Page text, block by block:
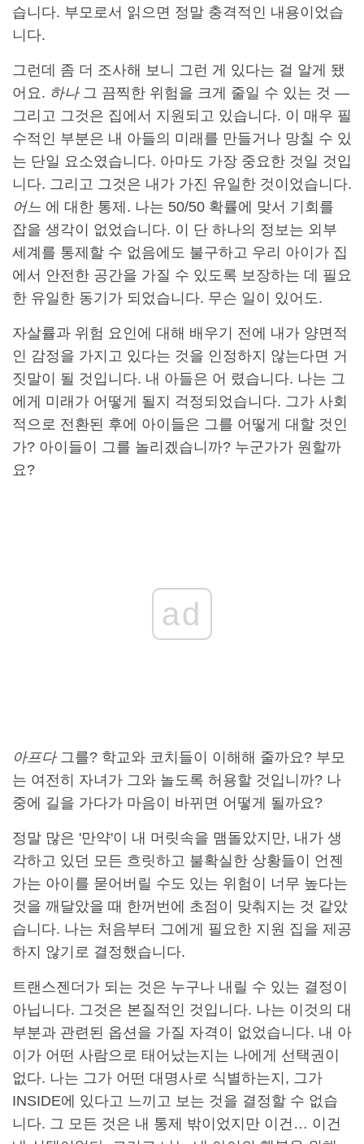
습니다. 부모로서 읽으면 정말 충격적인 내용이었습
니다.
그런데 좀 더 조사해 보니 그런 게 있다는 걸 알게 됐
어요. 하나그 끔찍한 위험을 크게 줄일 수 있는 것 —
그리고 그것은 집에서 지원되고 있습니다. 이 매우 필
수적인 부분은 내 아들의 미래를 만들거나 망칠 수 있
는 단일 요소였습니다. 아마도 가장 중요한 것일 것입
니다. 그리고 그것은 내가 가진 유일한 것이었습니다.
어느 에 대한 통제. 나는 50/50 확률에 맞서 기회를
잡을 생각이 없었습니다. 이 단 하나의 정보는 외부
세계를 통제할 수 없음에도 불구하고 우리 아이가 집
에서 안전한 공간을 가질 수 있도록 보장하는 데 필요
한 유일한 동기가 되었습니다. 무슨 일이 있어도.
자살률과 위험 요인에 대해 배우기 전에 내가 양면적
인 감정을 가지고 있다는 것을 인정하지 않는다면 거
짓말이 될 것입니다. 내 아들은 어 렸습니다. 나는 그
에게 미래가 어떻게 될지 걱정되었습니다. 그가 사회
적으로 전환된 후에 아이들은 그를 어떻게 대할 것인
가? 아이들이 그를 놀리겠습니까? 누군가가 원할까
요?
ad
아프다그를? 학교와 코치들이 이해해 줄까요? 부모
는 여전히 자녀가 그와 놀도록 허용할 것입니까? 나
중에 길을 가다가 마음이 바뀌면 어떻게 될까요?
정말 많은 '만약'이 내 머릿속을 맴돌았지만, 내가 생
각하고 있던 모든 흐릿하고 불확실한 상황들이 언젠
가는 아이를 묻어버릴 수도 있는 위험이 너무 높다는
것을 깨달았을 때 한꺼번에 초점이 맞춰지는 것 같았
습니다. 나는 처음부터 그에게 필요한 지원 집을 제공
하지 않기로 결정했습니다.
트랜스젠더가 되는 것은 누구나 내릴 수 있는 결정이
아닙니다. 그것은 본질적인 것입니다. 나는 이것의 대
부분과 관련된 옵션을 가질 자격이 없었습니다. 내 아
이가 어떤 사람으로 태어났는지는 나에게 선택권이
없다. 나는 그가 어떤 대명사로 식별하는지, 그가
INSIDE에 있다고 느끼고 보는 것을 결정할 수 없습
니다. 그 모든 것은 내 통제 밖이었지만 이건… 이건